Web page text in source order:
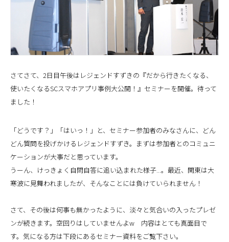
さてさて、2日目午後はレジェンドすずきの『だから行きたくなる、
使いたくなるSCスマホアプリ事例大公開！』セミナーを開催。待って
ました！
「どうです？」「はいっ！」と、セミナー参加者のみなさんに、どん
どん質問を投げかけるレジェンドすずき。まずは参加者とのコミュニ
ケーションが大事だと思っています。
うーん、けっきょく自問自答に追い込まれた様子...。最近、関東は大
寒波に見舞われましたが、そんなことには負けていられません！
さて、その後は何事も無かったように、淡々と気合いの入ったプレゼ
ンが続きます。空回りはしていませんよw 内容はとても真面目で
す。気になる方は下段にあるセミナー資料をご覧下さい。